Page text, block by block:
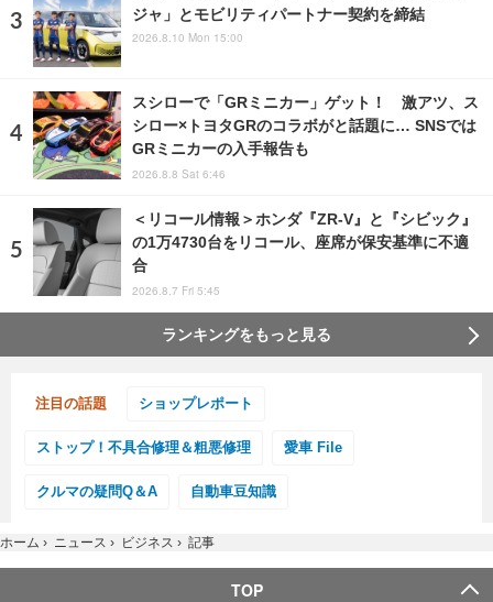
ジャ」とモビリティパートナー契約を締結
2026.8.10 Mon 15:00
スシローで「GRミニカー」ゲット！ 激アツ、ス
シロー×トヨタGRのコラボがと話題に… SNSでは
GRミニカーの入手報告も
2026.8.8 Sat 6:46
＜リコール情報＞ホンダ『ZR-V』と『シビック』
の1万4730台をリコール、座席が保安基準に不適
合
2026.8.7 Fri 5:45
ランキングをもっと見る
注目の話題 ショップレポート
ストップ！不具合修理＆粗悪修理 愛車 File
クルマの疑問Q＆A 自動車豆知識
ホーム › ニュース › ビジネス › 記事
TOP